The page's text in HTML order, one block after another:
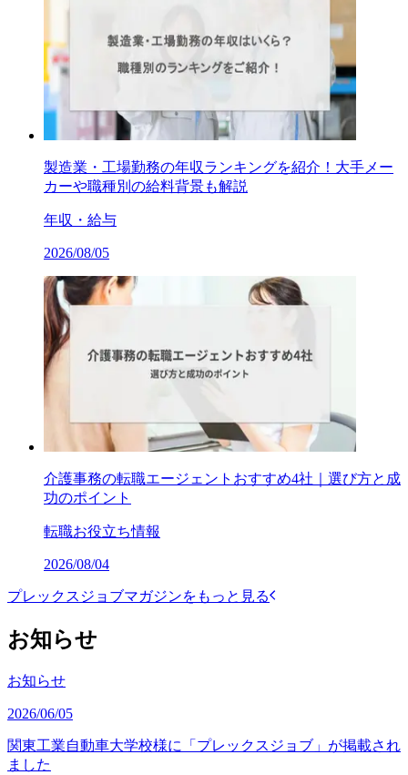
製造業・工場勤務の年収ランキングを紹介！大手メー
カーや職種別の給料背景も解説
年収・給与
2026/08/05
介護事務の転職エージェントおすすめ4社｜選び方と成
功のポイント
転職お役立ち情報
2026/08/04
プレックスジョブマガジンをもっと見る
お知らせ
お知らせ
2026/06/05
関東工業自動車大学校様に「プレックスジョブ」が掲載され
ました